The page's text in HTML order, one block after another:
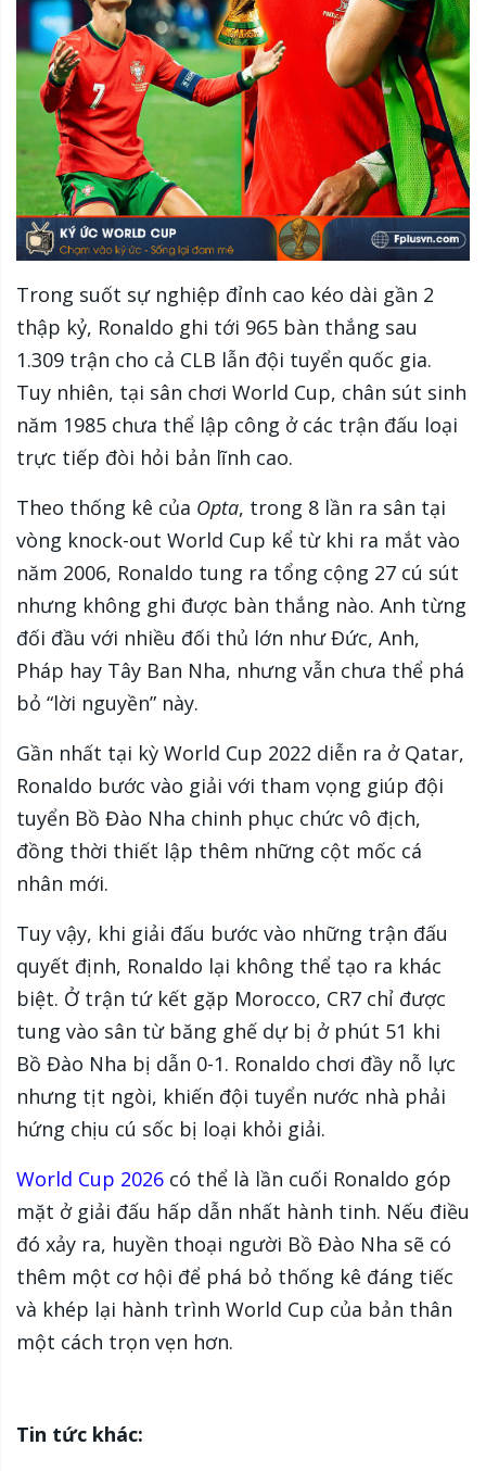
Trong suốt sự nghiệp đỉnh cao kéo dài gần 2
thập kỷ, Ronaldo ghi tới 965 bàn thắng sau
1.309 trận cho cả CLB lẫn đội tuyển quốc gia.
Tuy nhiên, tại sân chơi World Cup, chân sút sinh
năm 1985 chưa thể lập công ở các trận đấu loại
trực tiếp đòi hỏi bản lĩnh cao.
Theo thống kê của Opta, trong 8 lần ra sân tại
vòng knock-out World Cup kể từ khi ra mắt vào
năm 2006, Ronaldo tung ra tổng cộng 27 cú sút
nhưng không ghi được bàn thắng nào. Anh từng
đối đầu với nhiều đối thủ lớn như Đức, Anh,
Pháp hay Tây Ban Nha, nhưng vẫn chưa thể phá
bỏ “lời nguyền” này.
Gần nhất tại kỳ World Cup 2022 diễn ra ở Qatar,
Ronaldo bước vào giải với tham vọng giúp đội
tuyển Bồ Đào Nha chinh phục chức vô địch,
đồng thời thiết lập thêm những cột mốc cá
nhân mới.
Tuy vậy, khi giải đấu bước vào những trận đấu
quyết định, Ronaldo lại không thể tạo ra khác
biệt. Ở trận tứ kết gặp Morocco, CR7 chỉ được
tung vào sân từ băng ghế dự bị ở phút 51 khi
Bồ Đào Nha bị dẫn 0-1. Ronaldo chơi đầy nỗ lực
nhưng tịt ngòi, khiến đội tuyển nước nhà phải
hứng chịu cú sốc bị loại khỏi giải.
World Cup 2026 có thể là lần cuối Ronaldo góp
mặt ở giải đấu hấp dẫn nhất hành tinh. Nếu điều
đó xảy ra, huyền thoại người Bồ Đào Nha sẽ có
thêm một cơ hội để phá bỏ thống kê đáng tiếc
và khép lại hành trình World Cup của bản thân
một cách trọn vẹn hơn.
Tin tức khác: